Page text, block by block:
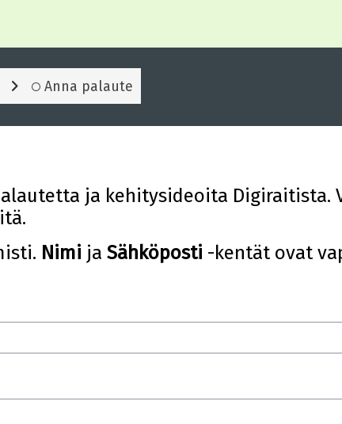
Anna palaute
ja kehitysideoita Digiraitista.
Nimi ja Sähköposti -kentät ovat